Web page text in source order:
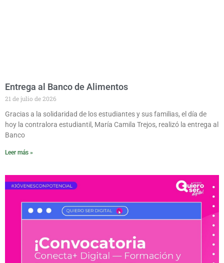
Entrega al Banco de Alimentos
21 de julio de 2026
Gracias a la solidaridad de los estudiantes y sus familias, el día de
hoy la contralora estudiantil, María Camila Trejos, realizó la entrega al
Banco
Leer más »